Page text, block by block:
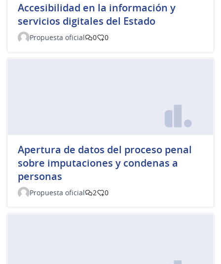
Accesibilidad en la información y
servicios digitales del Estado
Propuesta oficial 0 0
Apertura de datos del proceso penal
sobre imputaciones y condenas a
personas
Propuesta oficial 2 0